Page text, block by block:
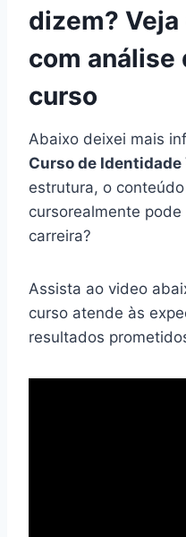
dizem?
com análise
curso
Abaixo deixei mais
Curso de
estrutura, o
cursorealmente
carreira?
Assista ao video
curso atende às
resultados